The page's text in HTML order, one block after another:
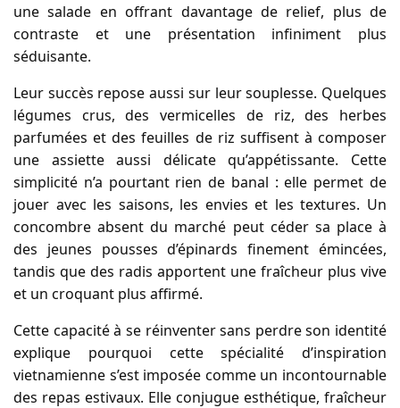
une salade en offrant davantage de relief, plus de
contraste et une présentation infiniment plus
séduisante.
Leur succès repose aussi sur leur souplesse. Quelques
légumes crus, des vermicelles de riz, des herbes
parfumées et des feuilles de riz suffisent à composer
une assiette aussi délicate qu’appétissante. Cette
simplicité n’a pourtant rien de banal : elle permet de
jouer avec les saisons, les envies et les textures. Un
concombre absent du marché peut céder sa place à
des jeunes pousses d’épinards finement émincées,
tandis que des radis apportent une fraîcheur plus vive
et un croquant plus affirmé.
Cette capacité à se réinventer sans perdre son identité
explique pourquoi cette spécialité d’inspiration
vietnamienne s’est imposée comme un incontournable
des repas estivaux. Elle conjugue esthétique, fraîcheur